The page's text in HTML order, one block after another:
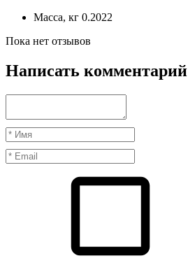
Масса, кг 0.2022
Пока нет отзывов
Написать комментарий